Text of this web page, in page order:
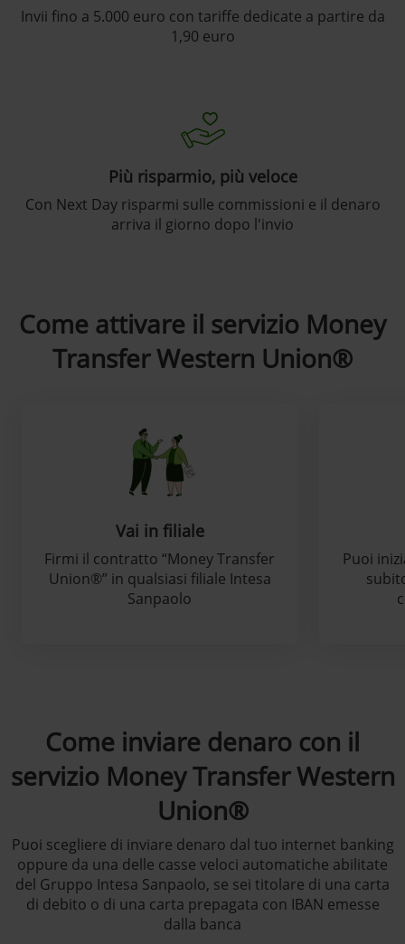
Invii fino a 5.000 euro con tariffe dedicate a partire da
1,90 euro
Più risparmio, più veloce
Con Next Day risparmi sulle commissioni e il denaro
arriva il giorno dopo l'invio
Come attivare il servizio Money
Transfer Western Union®
Vai in filiale
Firmi il contratto “Money Transfer
Union®” in qualsiasi filiale Intesa
Sanpaolo
Puoi
Come inviare denaro con il
servizio Money Transfer Western
Union®
Puoi scegliere di inviare denaro dal tuo internet banking
oppure da una delle casse veloci automatiche abilitate
del Gruppo Intesa Sanpaolo, se sei titolare di una carta
di debito o di una carta prepagata con IBAN emesse
dalla banca